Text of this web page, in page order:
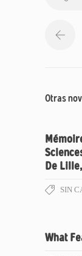
Otras
De
SIN
What